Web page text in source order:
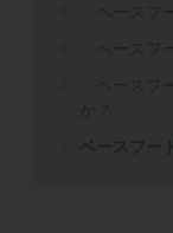
ベースフ
ベースフ
ベースフ
か？
ベースフー